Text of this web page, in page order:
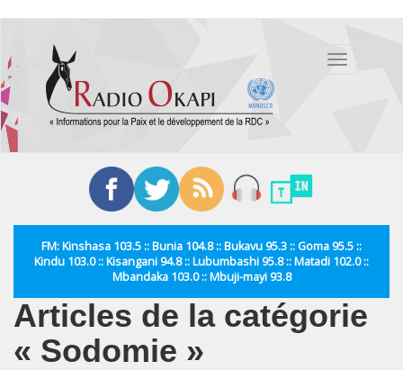
contenu
principal
Toggle
FM: Kinshasa 103.5 :: Bunia 104.8 :: Bukavu 95.3 :: Goma 95.5 ::
Kindu 103.0 :: Kisangani 94.8 :: Lubumbashi 95.8 :: Matadi 102.0 ::
Mbandaka 103.0 :: Mbuji-mayi 93.8
Articles de la catégorie
« Sodomie »